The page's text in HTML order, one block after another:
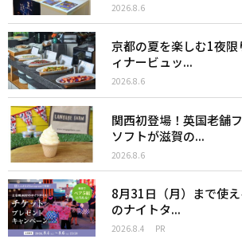
2026.8.6
京都の夏を楽しむ1夜
ィナービュッ...
2026.8.6
関西初登場！英国老舗
ソフトが滋賀の...
2026.8.6
8月31日（月）まで使え
のナイトタ...
2026.8.4 PR